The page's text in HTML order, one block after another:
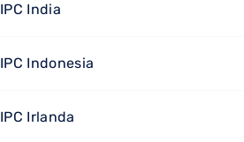
IPC India
IPC Indonesia
IPC Irlanda